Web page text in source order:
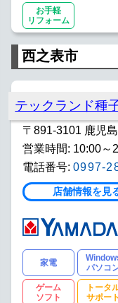
お手軽
リフォーム
西之表市
テックランド種
〒891-3101 鹿児
営業時間: 10:00～
電話番号: 0997-
店舗情報を見
家電
パソコ
ゲーム
ソフト
トータ
サポート